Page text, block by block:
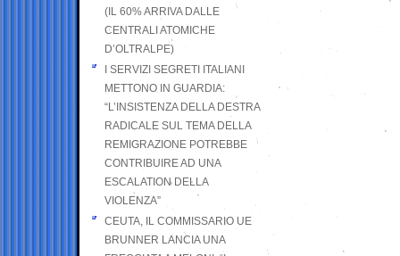
(IL 60% ARRIVA DALLE
CENTRALI ATOMICHE
D’OLTRALPE)
I SERVIZI SEGRETI ITALIANI
METTONO IN GUARDIA:
“L’INSISTENZA DELLA DESTRA
RADICALE SUL TEMA DELLA
REMIGRAZIONE POTREBBE
CONTRIBUIRE AD UNA
ESCALATION DELLA
VIOLENZA”
CEUTA, IL COMMISSARIO UE
BRUNNER LANCIA UNA